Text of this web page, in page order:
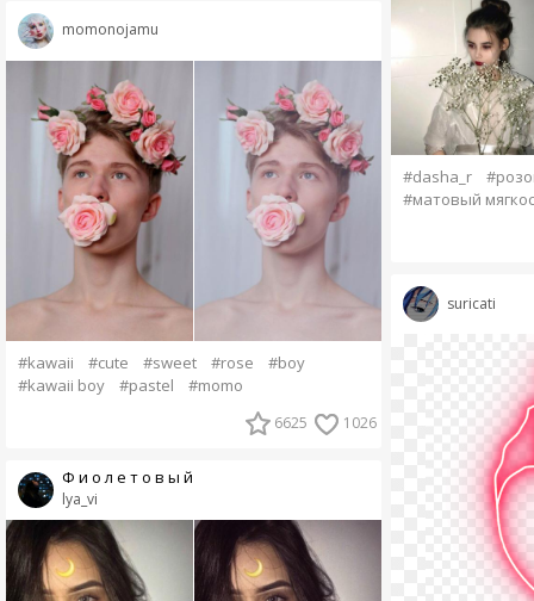
momonojamu
#kawaii #cute #sweet #rose
#boy
#kawaii boy
#pastel #momo
6625 1026
lya_vi
Ф и о л е т о в ы й
#dasha_r
#матовый
suricati